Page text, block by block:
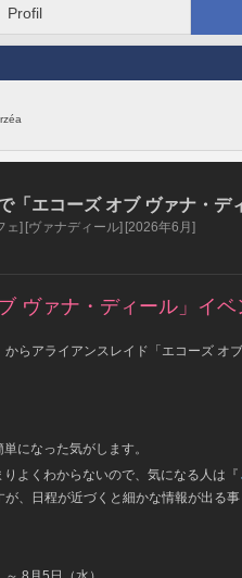
Profil
「エコーズ オブ ヴァナ・デ
ェ] [ヴァナディール] [2026年6月]
ヴァナ・ディール」イベ
らアライアンスレイド「エコーズ オ
になった気がします。
よくわからないので、気になる人は『
、日程が近づくと細かな情報が出る事